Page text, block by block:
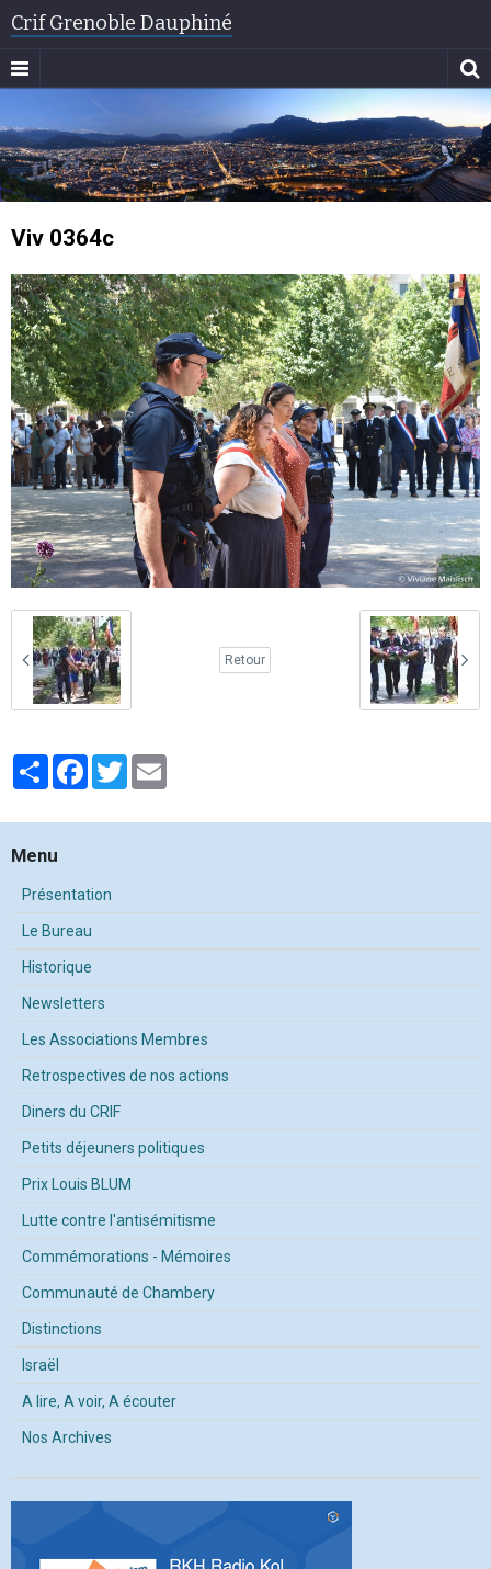
Crif Grenoble Dauphiné
Viv 0364c
Retour
PartagerFacebook
Twitter
Menu
Présentation
Le Bureau
Historique
Newsletters
Les Associations Membres
Retrospectives de nos actions
Diners du CRIF
Petits déjeuners politiques
Prix Louis BLUM
Lutte contre l'antisémitisme
Commémorations - Mémoires
Communauté de Chambery
Distinctions
Israël
A lire, A voir, A écouter
Nos Archives